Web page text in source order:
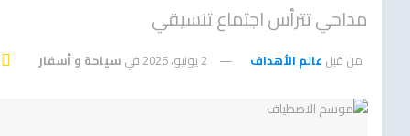
مداحي تترأس اجتماع تنسيقي
من قبل عالم الأهداف 2 يونيو، 2026 في سياحة و أسفار